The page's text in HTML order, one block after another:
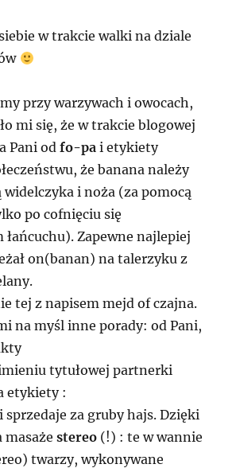
w trakcie walki na dziale
przy warzywach i owocach,
mi się, że w trakcie blogowej
Pani odfo-pa i etykiety
że banana należy
widelczyka i noża (za pomocą
po cofnięciu się
łańcuchu). Zapewne najlepiej
on(banan) na talerzyku z
tej z napisem mejd of czajna.
na myśl inne porady: od Pani,
tytułowej partnerki
etykiety :
sprzedaje za gruby hajs. Dzięki
masażestereo (!) : te w wannie
twarzy, wykonywane